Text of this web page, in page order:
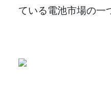
ている電池市場の一